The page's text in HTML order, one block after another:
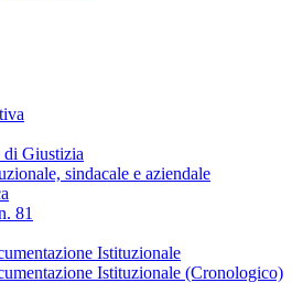
di Giustizia
sindacale e aziendale
81
Istituzionale
Istituzionale (Cronologico)